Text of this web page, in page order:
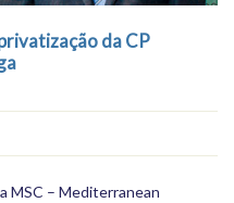
da CP
MSC – Mediterranean